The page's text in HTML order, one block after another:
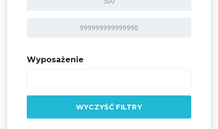
Wyposażenie
WYCZYŚĆ FILTRY